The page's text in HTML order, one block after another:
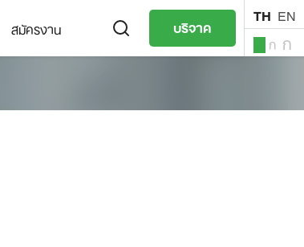
สมัครงาน บริจาค TH EN
ก ก